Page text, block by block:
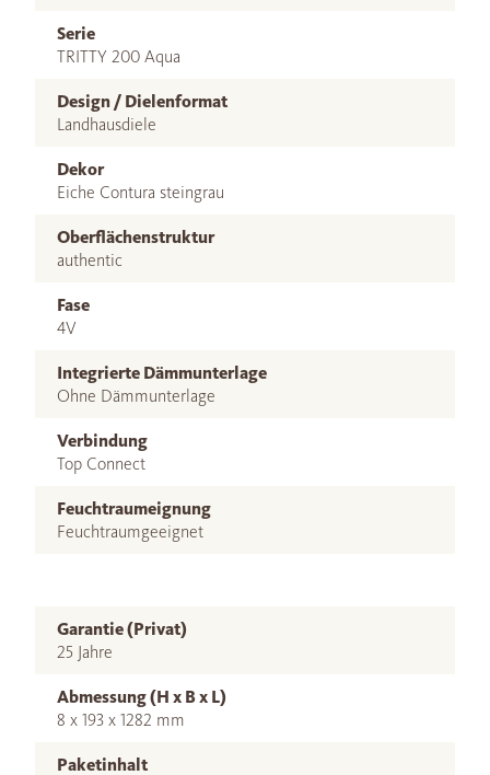
Serie
TRITTY 200 Aqua
Design / Dielenformat
Landhausdiele
Dekor
Eiche Contura steingrau
Oberflächenstruktur
authentic
Fase
4V
Integrierte Dämmunterlage
Ohne Dämmunterlage
Verbindung
Top Connect
Feuchtraumeignung
Feuchtraumgeeignet
Garantie (Privat)
25 Jahre
Abmessung (H x B x L)
8 x 193 x 1282 mm
Paketinhalt